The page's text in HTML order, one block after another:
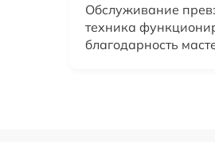
Обслуживание
техника
благодарность